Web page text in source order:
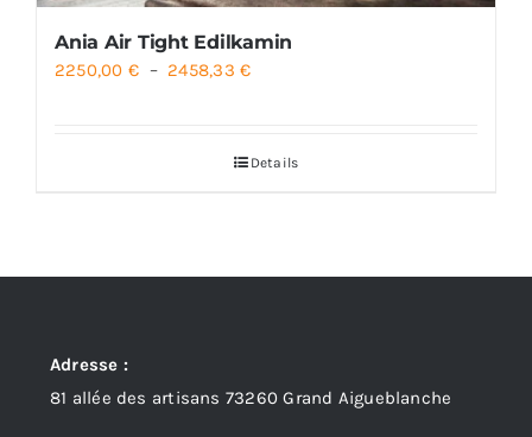
Ania Air Tight Edilkamin
2250,00 € – 2458,33€Plage
2250,00 €
Details
Adresse :
81 allée des artisans 73260 Grand Aigueblanche